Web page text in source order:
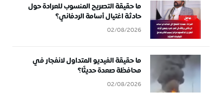
ما حقيقة التصريح المنسوب للعرادة حول
حادثة اغتيال أسامة الردفاني؟
02/08/2026
ما حقيقة الفيديو المتداول لانفجار في
محافظة صعدة حديثًا؟
02/08/2026